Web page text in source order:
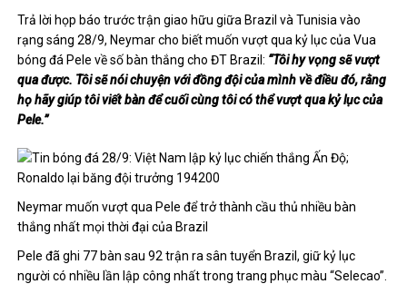
Trả lời họp báo trước trận giao hữu giữa Brazil và Tunisia vào
rạng sáng 28/9, Neymar cho biết muốn vượt qua kỷ lục của Vua
bóng đá Pele về số bàn thắng cho ĐT Brazil: “Tôi hy vọng sẽ vượt
qua được. Tôi sẽ nói chuyện với đồng đội của mình về điều đó, rằng
họ hãy giúp tôi viết bàn để cuối cùng tôi có thể vượt qua kỷ lục của
Pele.”
Neymar muốn vượt qua Pele để trở thành cầu thủ nhiều bàn
thắng nhất mọi thời đại của Brazil
Pele đã ghi 77 bàn sau 92 trận ra sân tuyển Brazil, giữ kỷ lục
người có nhiều lần lập công nhất trong trang phục màu “Selecao”.